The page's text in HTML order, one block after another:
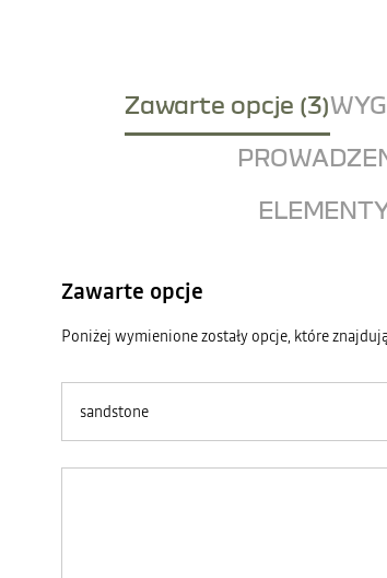
Zawarte opcje (3)
Zawarte opcje
Poniżej wymienione zostały opcje, które
sandstone